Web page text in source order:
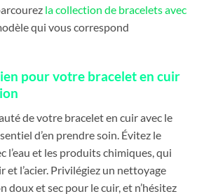
la collection de bracelets avec
qui vous correspond
pour votre bracelet en cuir
de votre bracelet en cuir avec le
d’en prendre soin. Évitez le
l’eau et les produits chimiques, qui
et l’acier. Privilégiez un nettoyage
doux et sec pour le cuir, et n’hésitez